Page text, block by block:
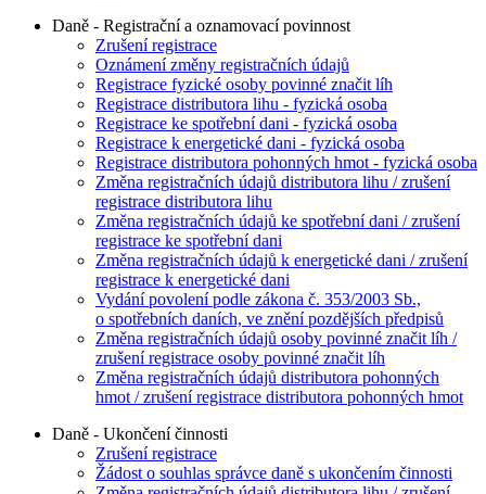
Daně - Registrační a oznamovací povinnost
Zrušení registrace
Oznámení změny registračních údajů
Registrace fyzické osoby povinné značit líh
Registrace distributora lihu - fyzická osoba
Registrace ke spotřební dani - fyzická osoba
Registrace k energetické dani - fyzická osoba
Registrace distributora pohonných hmot - fyzická osoba
Změna registračních údajů distributora lihu / zrušení
registrace distributora lihu
Změna registračních údajů ke spotřební dani / zrušení
registrace ke spotřební dani
Změna registračních údajů k energetické dani / zrušení
registrace k energetické dani
Vydání povolení podle zákona č. 353/2003 Sb.,
o spotřebních daních, ve znění pozdějších předpisů
Změna registračních údajů osoby povinné značit líh /
zrušení registrace osoby povinné značit líh
Změna registračních údajů distributora pohonných
hmot / zrušení registrace distributora pohonných hmot
Daně - Ukončení činnosti
Zrušení registrace
Žádost o souhlas správce daně s ukončením činnosti